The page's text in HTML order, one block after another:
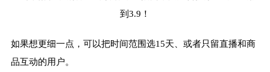
如果想更细一点，可以把时间范围选15天、或者只留直播和商
品互动的用户。